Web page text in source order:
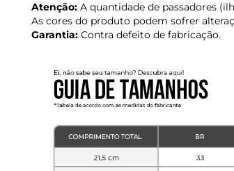
Atenção: A quantidade de passadores
As cores do produto podem sofrer
Garantia: Contra defeito de fabricação.